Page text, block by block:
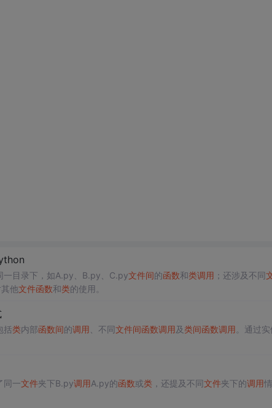
一目录下，如A.py、B.py、C.py文件间的函数和类调用 ；还涉及不同
他文件函数和类的使用。
括类内部函数间的调用 、不同文件间函数调用及 类间函数调用 。通过
同一文件夹下B.py调用A.py的函数或类 ，还提及不同文件夹下的调用